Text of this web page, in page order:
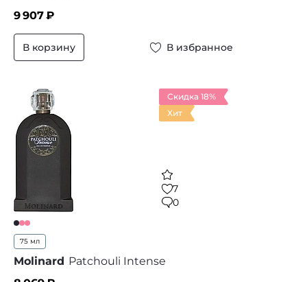
9 907₽
В корзину В избранное
Скидка 18%
Хит
7
0
75 мл
Molinard Patchouli Intense